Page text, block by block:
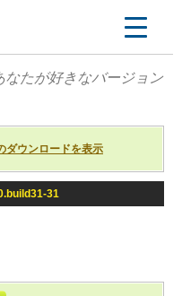
なたが好きなバージョン
ダウンロードを表示
31